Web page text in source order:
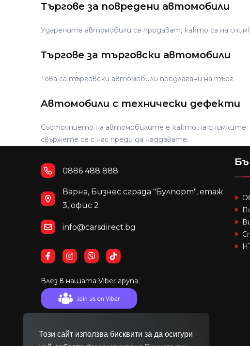
Tъргове за повредени автомобили
Ударените автомобили се продават, както са на
Търгове за търговски автомобили
Tова са търговски автомобили предлагани на търг.
Aвтомобили с технически дефекти
Състоянието на автомобилите е както на
свържете се с нас преди да наддавате.
0886 488 888
Варна, Бизнес сграда "Булпорт", етаж
3, офис 2
info@carsdirect.bg
Влез в нашата Viber група:
Този сайт използва бисквити за да осигури